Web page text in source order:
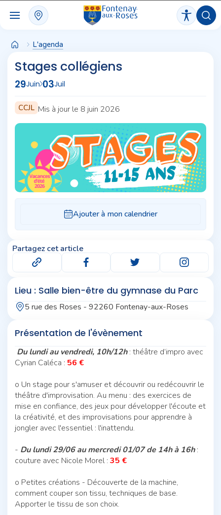
L'agenda
Stages collégiens
29Juin 03Juil
CCJL Mis à jour le 8 juin 2026
Partagez cet article
Lieu : Salle bien-être du gymnase du Parc
5 rue des Roses - 92260 Fontenay-aux-Roses
Présentation de l'évènement
Du lundi au vendredi, 10h/12h: théâtre d’impro avec
Cyrian Caléca : 56 €
o Un stage pour s'amuser et découvrir ou redécouvrir le
théâtre d'improvisation. Au menu : des exercices de
mise en confiance, des jeux pour développer l'écoute et
la créativité, et des improvisations pour apprendre à
jongler avec l'essentiel : l'inattendu.
- Du lundi 29/06 au mercredi 01/07 de 14h à 16h:
couture avec Nicole Morel : 35 €
o Petites créations - Découverte de la machine,
comment couper son tissu, techniques de base.
Apporter le tissu de son choix.
Panneau de gestion des cookies